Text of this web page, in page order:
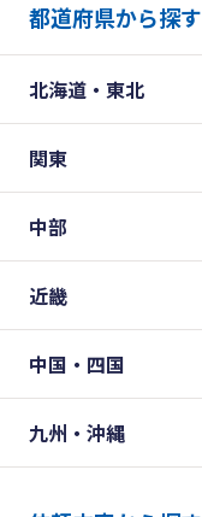
都道府県から探す
北海道・東北
関東
中部
近畿
中国・四国
九州・沖縄